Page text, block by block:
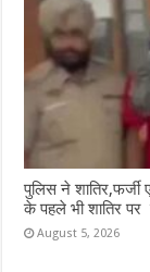
पुलिस ने शातिर,फर्जी
के पहले भी शातिर पर
August 5, 2026